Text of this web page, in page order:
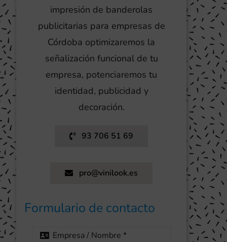
impresión de banderolas
publicitarias para empresas de
Córdoba optimizaremos la
señalización funcional de tu
empresa, potenciaremos tu
identidad, publicidad y
decoración.
93 706 51 69
pro@vinilook.es
Formulario de contacto